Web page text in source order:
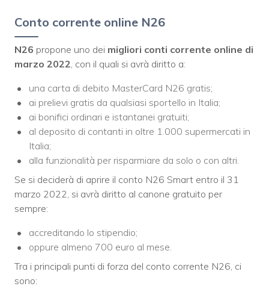
Conto corrente online N26
N26 propone uno dei migliori conti corrente online di
marzo 2022, con il quali si avrà diritto a:
una carta di debito MasterCard N26 gratis;
ai prelievi gratis da qualsiasi sportello in Italia;
ai bonifici ordinari e istantanei gratuiti;
al deposito di contanti in oltre 1.000 supermercati in
Italia;
alla funzionalità per risparmiare da solo o con altri.
Se si deciderà di aprire il conto N26 Smart entro il 31
marzo 2022, si avrà diritto al canone gratuito per
sempre:
accreditando lo stipendio;
oppure almeno 700 euro al mese.
Tra i principali punti di forza del conto corrente N26, ci
sono: